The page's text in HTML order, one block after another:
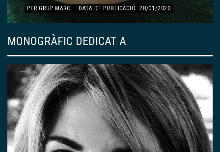
PERGRUP MARC. DATA DE PUBLICACIÓ: 28/01/2020
MONOGRÀFIC DEDICAT A